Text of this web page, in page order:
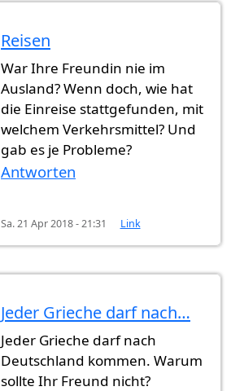
Reisen
War Ihre Freundin nie im
Ausland? Wenn doch, wie hat
die Einreise stattgefunden, mit
welchem Verkehrsmittel? Und
gab es je Probleme?
Antworten
Sa. 21 Apr 2018 - 21:31 Link
Jeder Grieche darf nach…
Jeder Grieche darf nach
Deutschland kommen. Warum
sollte Ihr Freund nicht?